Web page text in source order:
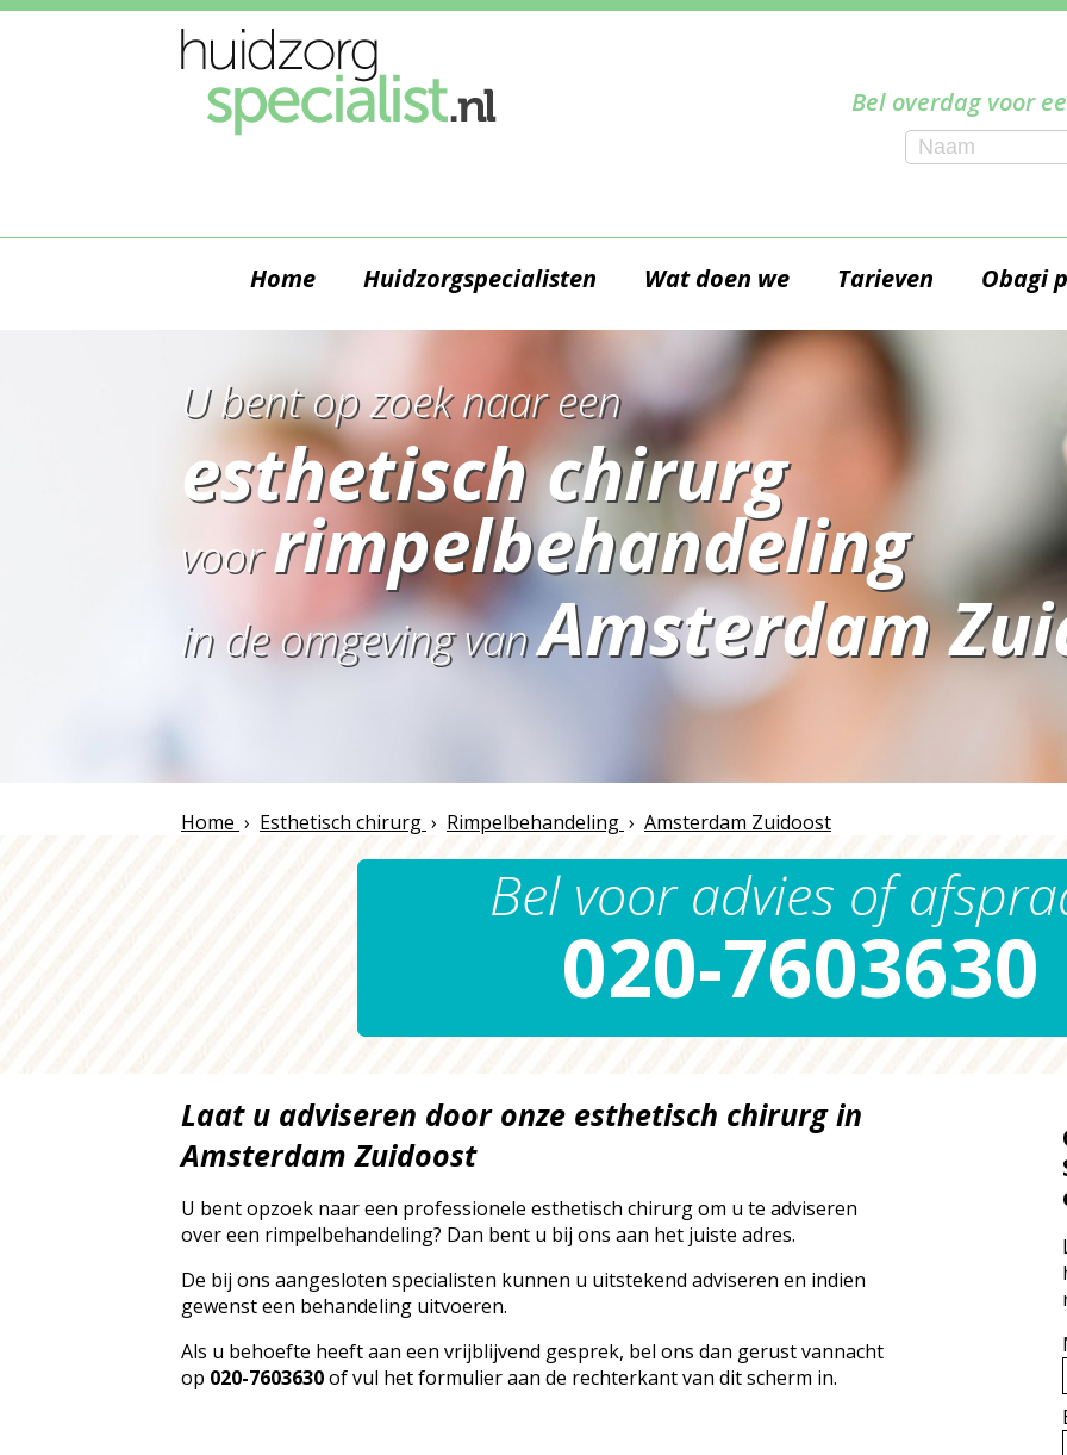
Bel overdag voor
Home Huidzorgspecialisten Wat doen we Tarieven Obagi
U bent op zoek naar een
esthetisch chirurg
voorrimpelbehandeling
in de omgeving vanAmsterdam
Home › Esthetisch chirurg › Rimpelbehandeling › Amsterdam Zuidoost
Bel voor advies of
020-7603630
Laat u adviseren door onze esthetisch chirurg in
Amsterdam Zuidoost
U bent opzoek naar een professionele esthetisch chirurg om u te adviseren
over een rimpelbehandeling? Dan bent u bij ons aan het juiste adres.
De bij ons aangesloten specialisten kunnen u uitstekend adviseren en indien
gewenst een behandeling uitvoeren.
Als u behoefte heeft aan een vrijblijvend gesprek, bel ons dan gerust vannacht
op 020-7603630of vul het formulier aan de rechterkant van dit scherm in.